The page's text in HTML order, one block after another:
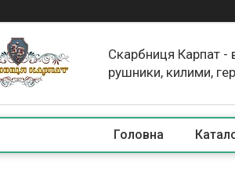
Скарбниця Карпат -
рушники, килими,
Головна